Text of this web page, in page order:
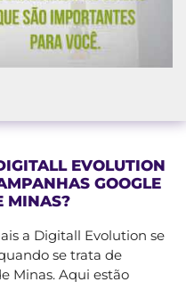
EVOLUTION
GOOGLE
MINAS?
a Digitall Evolution se
se trata de
Minas. Aqui estão